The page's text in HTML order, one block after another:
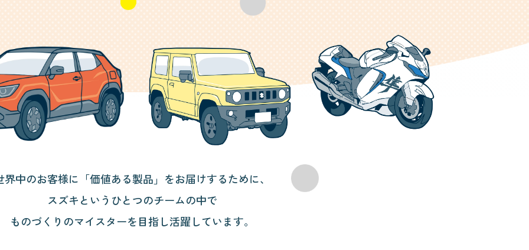
界中のお客様に「価値ある製品」をお届けするために、
スズキというひとつのチームの中で
ものづくりのマイスターを目指し活躍しています。